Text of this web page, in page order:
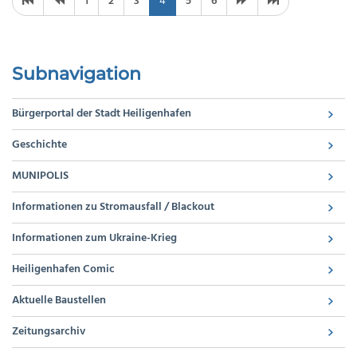
Subnavigation
Bürgerportal der Stadt Heiligenhafen
Geschichte
MUNIPOLIS
Informationen zu Stromausfall / Blackout
Informationen zum Ukraine-Krieg
Heiligenhafen Comic
Aktuelle Baustellen
Zeitungsarchiv